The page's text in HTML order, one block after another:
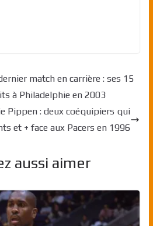
match en carrière : ses 15
à Philadelphie en 2003
Pippen : deux coéquipiers qui
et + face aux Pacers en 1996
aussi aimer